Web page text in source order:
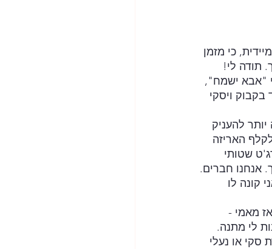
כי מזמן
תודה לי!
"אבא ישמח",
ויסקי
להעניק
האריזה
שטותי
אנחנו חברים.
קונה לו
מאמי -
לי מתנה.
סקי או נעלי